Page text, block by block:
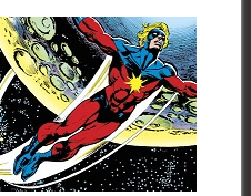
17.05.22
RESEÑAS:
CAPITÁN MARVEL:
MARVEL GOLD 4:
«EL JUICIO DEL
VIGILANTE» (1974-
1976)
Tras la aclamada etapa
▶